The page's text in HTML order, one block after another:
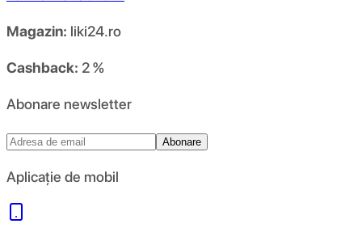
Magazin: liki24.ro
Cashback: 2 %
Abonare newsletter
Abonare
Aplicație de mobil